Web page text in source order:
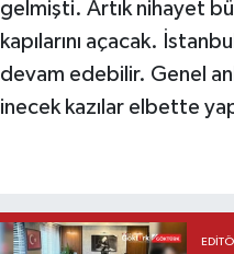
gelmişti. Artık nihayet
kapılarını açacak.
devam edebilir. Genel
inecek kazılar elbette